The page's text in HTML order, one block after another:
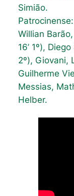
Simião.
Willian
16’ 1º),
2º), Giovani,
Guilherme
Messias,
Helber.